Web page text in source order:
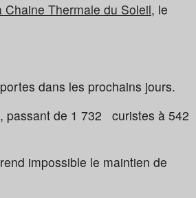
Chaine Thermale du Soleil, le
dans les prochains jours.
passant de 1 732 curistes à 542
impossible le maintien de